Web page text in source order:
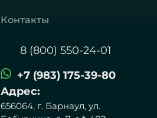
Контакты
8 (800) 550-24-01
+7 (983) 175-39-80
Адрес:
656064, г. Барнаул, ул.